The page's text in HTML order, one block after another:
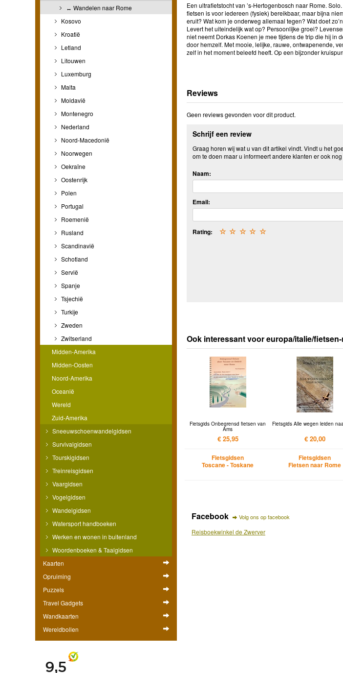
↔ Wandelen naar Rome
Kosovo
Kroatië
Letland
Litouwen
Luxemburg
Malta
Moldavië
Montenegro
Nederland
Noord-Macedonië
Noorwegen
Oekraïne
Oostenrijk
Polen
Portugal
Roemenië
Rusland
Scandinavië
Schotland
Servië
Spanje
Tsjechië
Turkije
Zweden
Zwitserland
Midden-Amerika
Midden-Oosten
Noord-Amerika
Oceanië
Wereld
Zuid-Amerika
Sneeuwschoenwandelgidsen
Survivalgidsen
Tourskigidsen
Treinreisgidsen
Vaargidsen
Vogelgidsen
Wandelgidsen
Watersport handboeken
Werken en wonen in buitenland
Woordenboeken & Taalgidsen
Kaarten
Opruiming
Puzzels
Travel Gadgets
Wandkaarten
Wereldbollen
Een ultrafietstocht van ’s-Hertogenbosch naar Rome.
fietsen is voor iedereen (fysiek) bereikbaar, maar bijna
eruit? Wat kom je onderweg allemaal tegen? Wat doet
Levert het uiteindelijk wat op? Persoonlijke groei?
niet neemt Dorkas Koenen je mee tijdens de trip die hij in
door hemzelf. Met mooie, lelijke, rauwe, ontwapenende,
zelf in het moment beleefd heeft. Op een bijzonder
Reviews
Geen reviews gevonden voor dit product.
Schrijf een review
Graag horen wij wat u van dit artikel vindt. Vindt u het
om te doen maar u informeert andere klanten er ook
Naam:
Email:
Rating: ☆
☆
☆
☆
☆
Ook interessant voor europa/italie/
Fietsgids Onbegrensd fietsen van
Ams
€ 25,95
Fietsgidsen
Toscane - Toskane
Fietsgids Alle wegen leiden
€ 20,00
Fietsgidsen
Fietsen naar Rome
Facebook Volg ons op facebook
Reisboekwinkel de Zwerver